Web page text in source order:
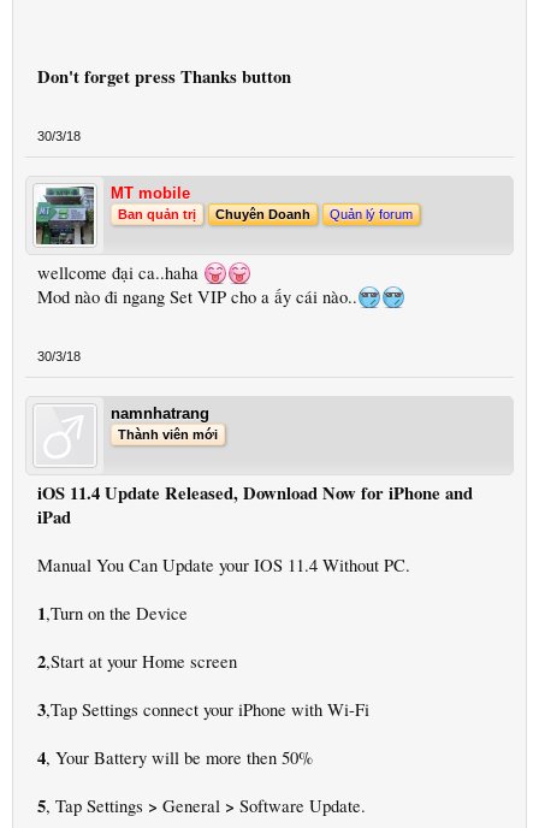
Don't forget press Thanks button
30/3/18
MT mobile
Ban quản trị Chuyên Doanh Quản lý forum
wellcome đại ca..haha
Mod nào đi ngang Set VIP cho a ấy cái nào..
30/3/18
namnhatrang
Thành viên mới
iOS 11.4 Update Released, Download Now for iPhone and
iPad
Manual You Can Update your IOS 11.4 Without PC.
1,Turn on the Device
2,Start at your Home screen
3,Tap Settings connect your iPhone with Wi-Fi
4, Your Battery will be more then 50%
5, Tap Settings > General > Software Update.